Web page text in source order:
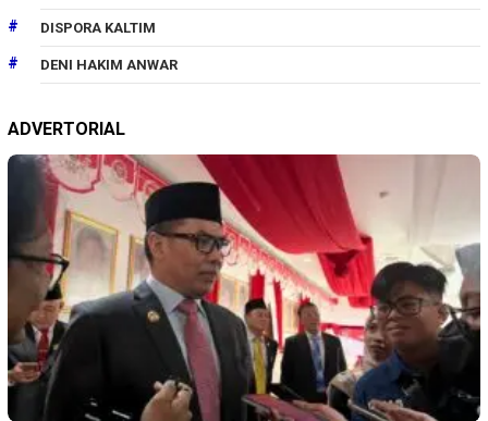
DISPORA KALTIM
DENI HAKIM ANWAR
ADVERTORIAL